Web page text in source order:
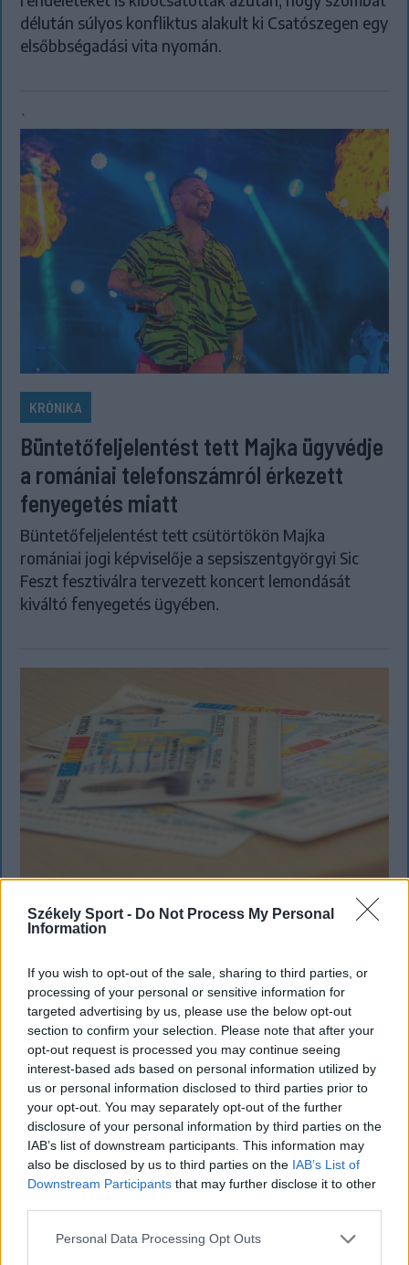
Székely Sport - Do Not Process My Personal
Information
If you wish to opt-out of the sale, sharing to third parties, or
processing of your personal or sensitive information for
targeted advertising by us, please use the below opt-out
section to confirm your selection. Please note that after your
opt-out request is processed you may continue seeing
interest-based ads based on personal information utilized by
us or personal information disclosed to third parties prior to
your opt-out. You may separately opt-out of the further
disclosure of your personal information by third parties on the
IAB’s list of downstream participants. This information may
also be disclosed by us to third parties on the IAB’s List of
Downstream Participants that may further disclose it to other
Personal Data Processing Opt Outs
délután súlyos konfliktus alakult ki Csatószegen egy
elsőbbségadási vita nyomán.
`
KRÓNIKA
Büntetőfeljelentést tett Majka ügyvédje
a romániai telefonszámról érkezett
fenyegetés miatt
Büntetőfeljelentést tett csütörtökön Majka
romániai jogi képviselője a sepsiszentgyörgyi Sic
Feszt fesztiválra tervezett koncert lemondását
kiváltó fenyegetés ügyében.
KRÓNIKA
személyi?
Sok román állampolgár még mindig az 1997-es
mintára kiállított személyi igazolványt használja,
azonban ezt fokozatosan kivonják a forgalomból,
amint az új elektronikus és egyszerű személyi
igazolványok országszerte elérhetővé válnak.